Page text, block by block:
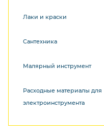
Лаки и краски
Сантехника
Малярный инструмент
Расходные материалы для
электроинструмента